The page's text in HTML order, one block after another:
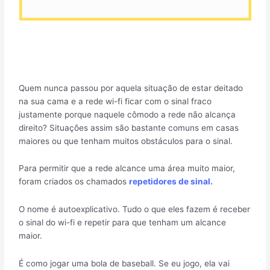
Quem nunca passou por aquela situação de estar deitado
na sua cama e a rede wi-fi ficar com o sinal fraco
justamente porque naquele cômodo a rede não alcança
direito? Situações assim são bastante comuns em casas
maiores ou que tenham muitos obstáculos para o sinal.
Para permitir que a rede alcance uma área muito maior,
foram criados os chamadosrepetidores de sinal.
O nome é autoexplicativo. Tudo o que eles fazem é receber
o sinal do wi-fi e repetir para que tenham um alcance
maior.
É como jogar uma bola de baseball. Se eu jogo, ela vai